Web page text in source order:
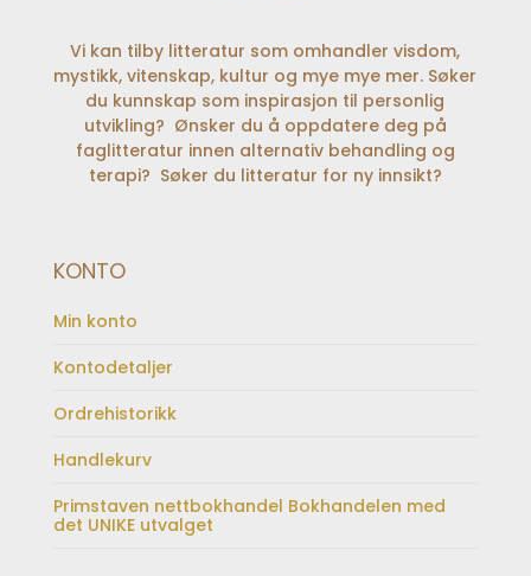
Vi kan tilby litteratur som omhandler visdom,
mystikk, vitenskap, kultur og mye mye mer. Søker
du kunnskap som inspirasjon til personlig
utvikling? Ønsker du å oppdatere deg på
faglitteratur innen alternativ behandling og
terapi? Søker du litteratur for ny innsikt?
KONTO
Min konto
Kontodetaljer
Ordrehistorikk
Handlekurv
Primstaven nettbokhandel Bokhandelen med
det UNIKE utvalget